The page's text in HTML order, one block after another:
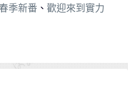
春季新番 、 歡迎來到實力